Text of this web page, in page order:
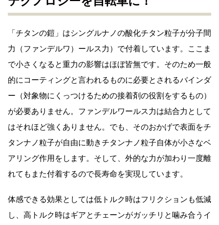
「チタンの鎧」はシングルナノの酸化チタン粒子が分子間
力（ファンデルワ）ールス力）で付着しています。ここま
で小さくなると重力の影響はほぼ皆無です。そのため一般
的にコーティングと言われるものに必要とされるバインダ
ー（対象物にくっつけるための接着剤の役割をするもの）
が必要ありません。ファンデルワールス力は結合力として
はそれほど強くありません。でも、そのおかげで表面をチ
タンナノ粒子が自由に動きチタンナノ粒子自体が小さなベ
アリング作用をします。そして、外的な力が加わり一度離
れてもまた付着するので長寿命を実現しています。
体感できる効果としては低トルク時はフリクションも低減
し、高トルク時はギアとチェーンがガッチリと噛み合うイ